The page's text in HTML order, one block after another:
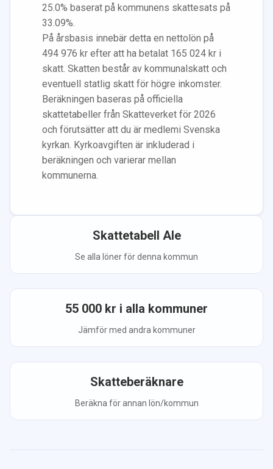
25.0% baserat på kommunens skattesats på
33.09%.
På årsbasis innebär detta en nettolön på
494 976 kr efter att ha betalat 165 024 kr i
skatt. Skatten består av kommunalskatt och
eventuell statlig skatt för högre inkomster.
Beräkningen baseras på officiella
skattetabeller från Skatteverket för 2026
och förutsätter att du är medlemi Svenska
kyrkan. Kyrkoavgiften är inkluderad i
beräkningen och varierar mellan
kommunerna.
Skattetabell Ale
Se alla löner för denna kommun
55 000 kr i alla kommuner
Jämför med andra kommuner
Skatteberäknare
Beräkna för annan lön/kommun